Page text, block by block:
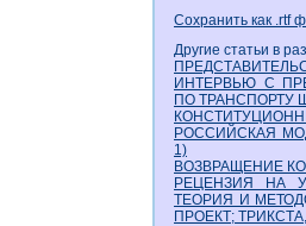
Сохранить как .rtf
Другие статьи в
ИНТЕРВЬЮ С
ПО ТРАНСПОРТУ
РОССИЙСКАЯ
1)
ВОЗВРАЩЕНИЕ
РЕЦЕНЗИЯ НА
ТЕОРИЯ И
ПРОЕКТ;